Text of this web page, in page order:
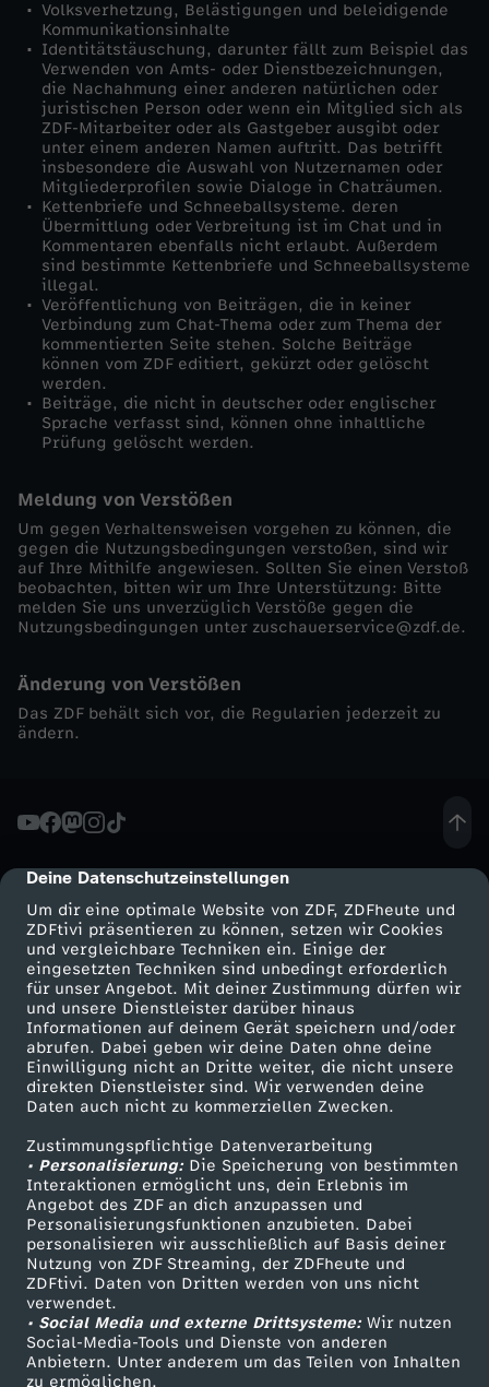
cmp-dialog-description
Deine Datenschutzeinstellungen
Um dir eine optimale Website von ZDF, ZDFheute und
ZDFtivi präsentieren zu können, setzen wir Cookies
und vergleichbare Techniken ein. Einige der
eingesetzten Techniken sind unbedingt erforderlich
für unser Angebot. Mit deiner Zustimmung dürfen wir
und unsere Dienstleister darüber hinaus
Informationen auf deinem Gerät speichern und/oder
abrufen. Dabei geben wir deine Daten ohne deine
Einwilligung nicht an Dritte weiter, die nicht unsere
direkten Dienstleister sind. Wir verwenden deine
Daten auch nicht zu kommerziellen Zwecken.
Zustimmungspflichtige Datenverarbeitung
• Personalisierung:Die Speicherung von bestimmten
Interaktionen ermöglicht uns, dein Erlebnis im
Angebot des ZDF an dich anzupassen und
Personalisierungsfunktionen anzubieten. Dabei
personalisieren wir ausschließlich auf Basis deiner
Nutzung von ZDF Streaming, der ZDFheute und
ZDFtivi. Daten von Dritten werden von uns nicht
verwendet.
• Social Media und externe Drittsysteme:Wir nutzen
Social-Media-Tools und Dienste von anderen
Anbietern. Unter anderem um das Teilen von Inhalten
zu ermöglichen.
Volksverhetzung, Belästigungen und beleidigende
Kommunikationsinhalte
Identitätstäuschung, darunter fällt zum Beispiel das
Verwenden von Amts- oder Dienstbezeichnungen,
die Nachahmung einer anderen natürlichen oder
juristischen Person oder wenn ein Mitglied sich als
ZDF-Mitarbeiter oder als Gastgeber ausgibt oder
unter einem anderen Namen auftritt. Das betrifft
insbesondere die Auswahl von Nutzernamen oder
Mitgliederprofilen sowie Dialoge in Chaträumen.
Kettenbriefe und Schneeballsysteme. deren
Übermittlung oder Verbreitung ist im Chat und in
Kommentaren ebenfalls nicht erlaubt. Außerdem
sind bestimmte Kettenbriefe und Schneeballsysteme
illegal.
Veröffentlichung von Beiträgen, die in keiner
Verbindung zum Chat-Thema oder zum Thema der
kommentierten Seite stehen. Solche Beiträge
können vom ZDF editiert, gekürzt oder gelöscht
werden.
Beiträge, die nicht in deutscher oder englischer
Sprache verfasst sind, können ohne inhaltliche
Prüfung gelöscht werden.
Meldung von Verstößen
Um gegen Verhaltensweisen vorgehen zu können, die
gegen die Nutzungsbedingungen verstoßen, sind wir
auf Ihre Mithilfe angewiesen. Sollten Sie einen Verstoß
beobachten, bitten wir um Ihre Unterstützung: Bitte
melden Sie uns unverzüglich Verstöße gegen die
Nutzungsbedingungen unter zuschauerservice@zdf.de.
Änderung von Verstößen
Das ZDF behält sich vor, die Regularien jederzeit zu
ändern.
Mehr ZDF
ZDF-Apps
Smart TV
ZDFtext
Livestreams
Sendungen A-Z
TV-Programm
Service
ZDFmitreden
Kontakt zum ZDF
Tickets
Zuschauerservice
Hilfe
ZDF Unternehmen
Karriere